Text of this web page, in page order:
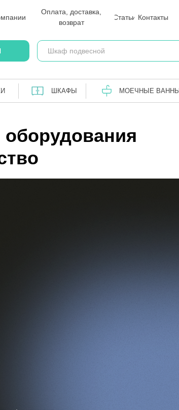
Оплата, доставка,
возврат
Статьи Контакты
ШКАФЫ МОЕЧНЫЕ ВАННЫ
Оплата, доставка,
возврат
Статьи Контакты
ШКАФЫ